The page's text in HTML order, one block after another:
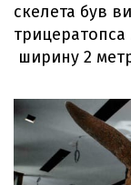
скелета був
трицератопса
ширину 2